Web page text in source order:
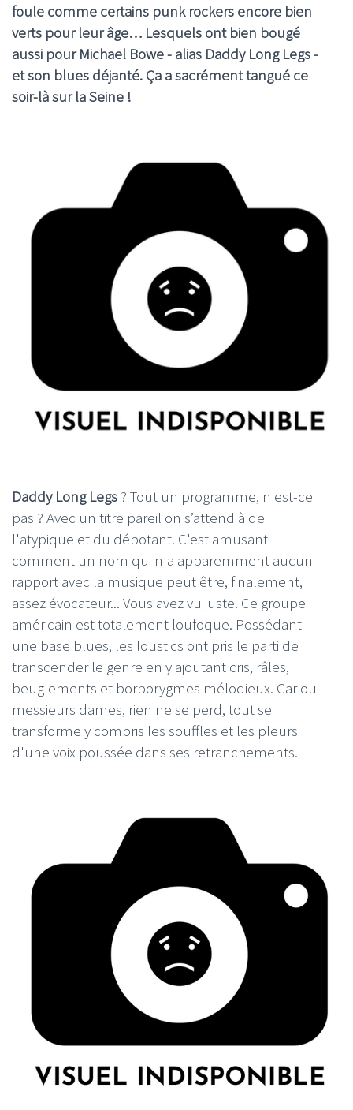
foule comme certains punk rockers encore bien
verts pour leur âge… Lesquels ont bien bougé
aussi pour Michael Bowe - alias Daddy Long Legs -
et son blues déjanté. Ça a sacrément tangué ce
soir-là sur la Seine !
Daddy Long Legs ? Tout un programme, n'est-ce
pas ? Avec un titre pareil on s’attend à de
l'atypique et du dépotant. C'est amusant
comment un nom qui n'a apparemment aucun
rapport avec la musique peut être, finalement,
assez évocateur... Vous avez vu juste. Ce groupe
américain est totalement loufoque. Possédant
une base blues, les loustics ont pris le parti de
transcender le genre en y ajoutant cris, râles,
beuglements et borborygmes mélodieux. Car oui
messieurs dames, rien ne se perd, tout se
transforme y compris les souffles et les pleurs
d'une voix poussée dans ses retranchements.